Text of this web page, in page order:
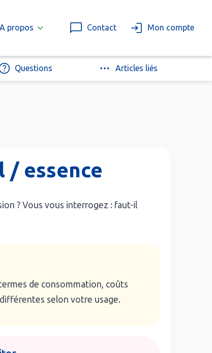
A propos Contact Mon compte
Questions Articles liés
/ essence
? Vous vous interrogez : faut-il
de consommation, coûts
selon votre usage.